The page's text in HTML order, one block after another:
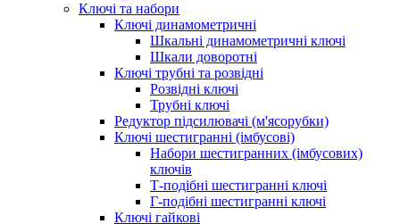
Ключі та набори
Ключі динамометричні
Шкальні динамометричні ключі
Шкали доворотні
Ключі трубні та розвідні
Розвідні ключі
Трубні ключі
Редуктор підсилювачі (м'ясорубки)
Ключі шестигранні (імбусові)
Набори шестигранних (імбусових)
ключів
Т-подібні шестигранні ключі
Г-подібні шестигранні ключі
Ключі гайкові